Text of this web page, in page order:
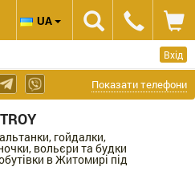
Вхід
Показати телефони
гойдалки,
вольєри та будки
в Житомирі під
UA